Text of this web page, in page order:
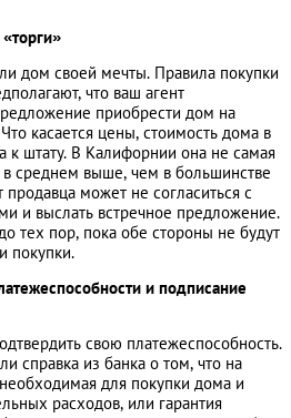
дом своей мечты. Правила покупки
что ваш агент
приобрести дом на
касается цены, стоимость дома в
к штату. В Калифорнии она не самая
в среднем выше, чем в большинстве
может не согласиться с
и выслать встречное предложение.
тех пор, пока обе стороны не будут
покупки.
и подписание
свою платежеспособность.
справка из банка о том, что на
для покупки дома и
расходов, или гарантия